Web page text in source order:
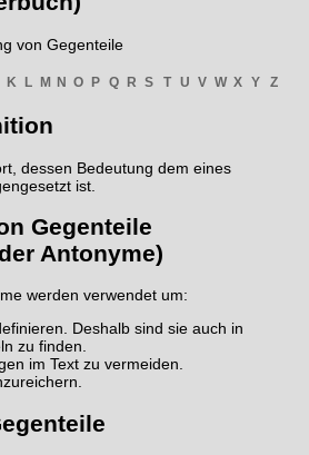
von Gegenteile
K L M N O P Q R S T U V W X Y Z
dessen Bedeutung dem eines
ist.
Gegenteile
Antonyme)
werden verwendet um:
Deshalb sind sie auch in
zu finden.
im Text zu vermeiden.